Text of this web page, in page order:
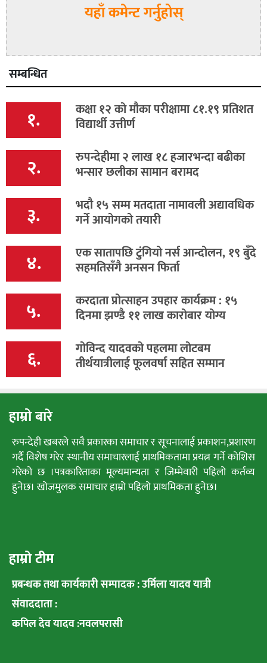
यहाँ कमेन्ट गर्नुहोस्
सम्बन्धित
१. कक्षा १२ को मौका परीक्षामा ८१.१९ प्रतिशत
विद्यार्थी उत्तीर्ण
२. रुपन्देहीमा २ लाख १८ हजारभन्दा बढीका
भन्सार छलीका सामान बरामद
३. भदौ १५ सम्म मतदाता नामावली अद्यावधिक
गर्ने आयोगको तयारी
४. एक सातापछि टुंगियो नर्स आन्दोलन, १९ बुँदे
सहमतिसँगै अनसन फिर्ता
५. करदाता प्रोत्साहन उपहार कार्यक्रम : १५
दिनमा झण्डै ११ लाख कारोबार योग्य
६. गोविन्द यादवको पहलमा लोटबम
तीर्थयात्रीलाई फूलवर्षा सहित सम्मान
हाम्रो बारे
रुपन्देही खबरले सवै प्रकारका समाचार र सूचनालाई प्रकाशन,प्रशारण
गर्दै विशेष गरेर स्थानीय समाचारलाई प्राथमिकतामा प्रयत्न गर्ने कोशिस
गरेको छ ।पत्रकारिताका मूल्यमान्यता र जिम्मेवारी पहिलो कर्तव्य
हुनेछ। खोजमुलक समाचार हाम्रो पहिलो प्राथमिकता हुनेछ।
हाम्रो टीम
प्रबन्धक तथा कार्यकारी सम्पादक : उर्मिला यादव यात्री
संवाददाता :
कपिल देव यादव :नवलपरासी